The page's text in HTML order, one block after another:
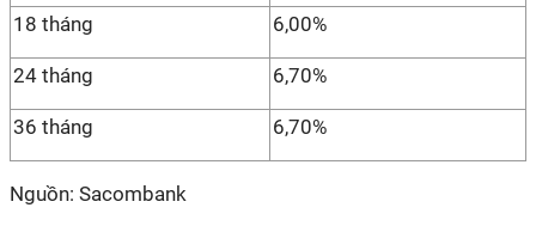
18 tháng 6,00%
24 tháng 6,70%
36 tháng 6,70%
Nguồn: Sacombank